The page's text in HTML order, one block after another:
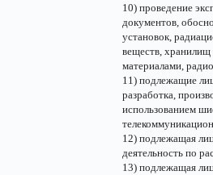
10) проведение
документов,
установок,
веществ,
материалами,
11) подлежащие
разработка,
использованием
12) подлежащая
деятельность по
13) подлежащая